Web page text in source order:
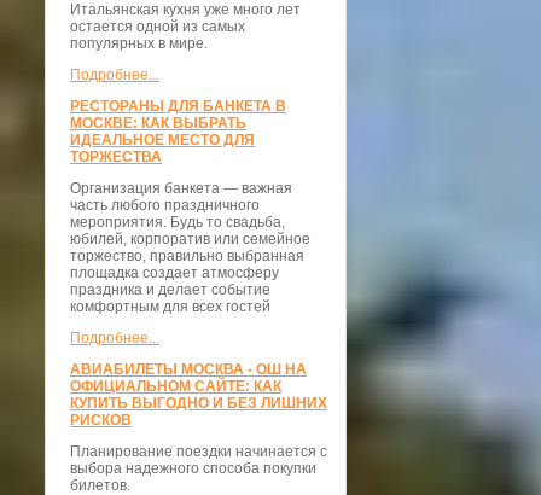
Итальянская кухня уже много лет
остается одной из самых
популярных в мире.
Подробнее...
РЕСТОРАНЫ ДЛЯ БАНКЕТА В
МОСКВЕ: КАК ВЫБРАТЬ
ИДЕАЛЬНОЕ МЕСТО ДЛЯ
ТОРЖЕСТВА
Организация банкета — важная
часть любого праздничного
мероприятия. Будь то свадьба,
юбилей, корпоратив или семейное
торжество, правильно выбранная
площадка создает атмосферу
праздника и делает событие
комфортным для всех гостей
Подробнее...
АВИАБИЛЕТЫ МОСКВА - ОШ НА
ОФИЦИАЛЬНОМ САЙТЕ: КАК
КУПИТЬ ВЫГОДНО И БЕЗ ЛИШНИХ
РИСКОВ
Планирование поездки начинается с
выбора надежного способа покупки
билетов.